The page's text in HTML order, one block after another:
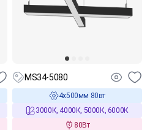
MS34-5080
4х500мм 80вт
3000К, 4000К, 5000К, 6000К
80Вт